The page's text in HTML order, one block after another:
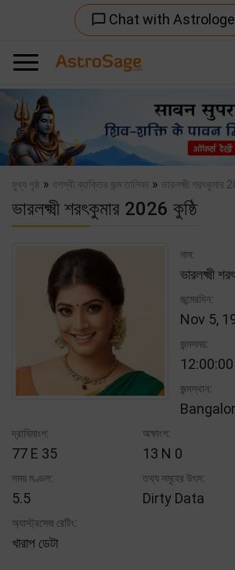
chat_bubble_outline Chat with
Previous
মুখ্য পৃষ্ঠ » যশস্বী ব্যাক্তির জন্ম তালিকা » ভারলক্ষ্মী শরৎকুমার
ভারলক্ষ্মী শরৎকুমার 2026 কুষ্ঠি
নাম:
ভারলক্ষ্মী
জন্মেরদিন:
Nov 5,
জন্মসময়:
12:00:00
জন্মস্থান:
দ্রাঘিমাংশ:
77 E 35
অক্ষাংশ:
13 N 0
সময় মণ্ডল:
5.5
তথ্য সমূহের উৎস:
Dirty Data
অ্যাস্ট্রসেজ রেটিং:
খারাপ ডেটা